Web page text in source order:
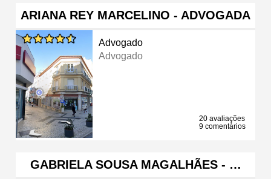
ARIANA REY MARCELINO - ADVOGADA
Advogado
Advogado
20 avaliações
9 comentários
GABRIELA SOUSA MAGALHÃES - …